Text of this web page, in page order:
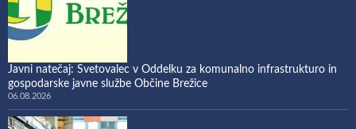
Javni natečaj: Svetovalec v Oddelku za komunalno infrastrukturo in
gospodarske javne službe Občine Brežice
06.08.2026